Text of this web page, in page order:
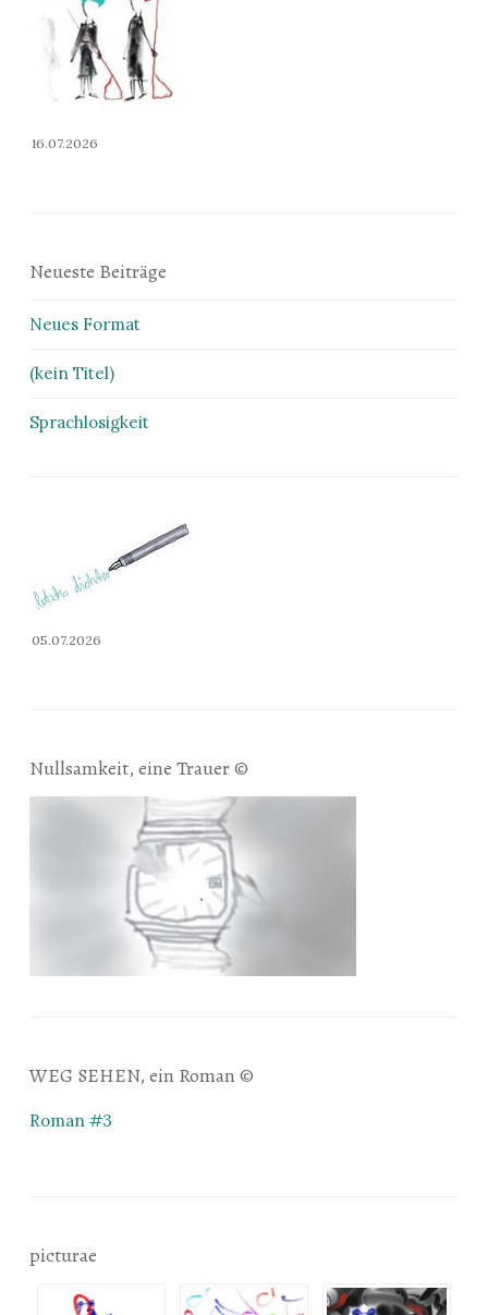
16.07.2026
Neueste Beiträge
Neues Format
(kein Titel)
Sprachlosigkeit
05.07.2026
Nullsamkeit, eine Trauer ©
WEG SEHEN, ein Roman ©
Roman #3
picturae